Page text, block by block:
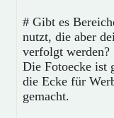
# Gibt es
nutzt, die aber
verfolgt werden?
Die Fotoecke ist
die Ecke für
gemacht.